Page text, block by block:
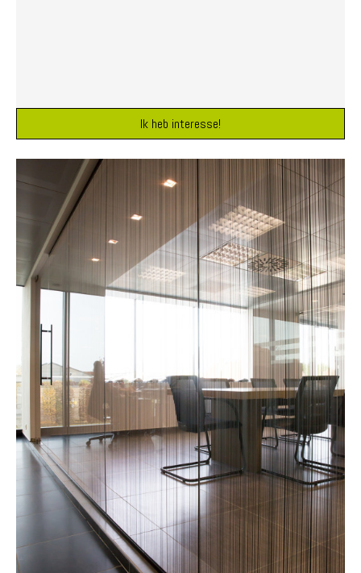
Ik heb interesse!